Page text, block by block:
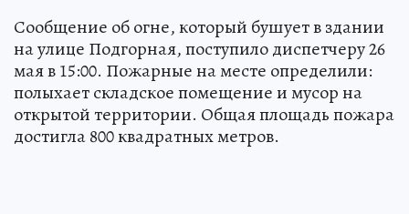
Сообщение об огне, который бушует в здании
на улице Подгорная, поступило диспетчеру 26
мая в 15:00. Пожарные на месте определили:
полыхает складское помещение и мусор на
открытой территории. Общая площадь пожара
достигла 800 квадратных метров.